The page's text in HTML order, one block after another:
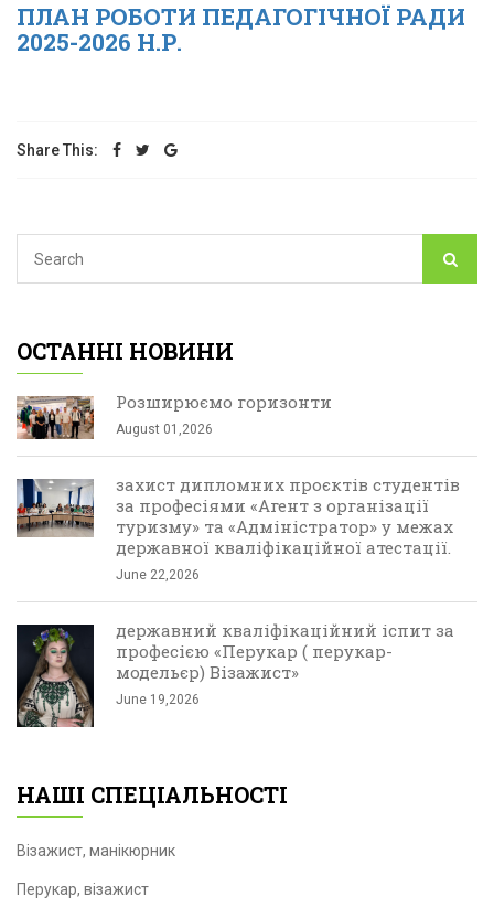
ПЛАН РОБОТИ ПЕДАГОГІЧНОЇ РАДИ
2025-2026 Н.Р.
Share This:
ОСТАННІ НОВИНИ
Розширюємо горизонти
August 01,2026
захист дипломних проєктів студентів
за професіями «Агент з організації
туризму» та «Адміністратор» у межах
державної кваліфікаційної атестації.
June 22,2026
державний кваліфікаційний іспит за
професією «Перукар ( перукар-
модельєр) Візажист»
June 19,2026
НАШІ СПЕЦІАЛЬНОСТІ
Візажист, манікюрник
Перукар, візажист